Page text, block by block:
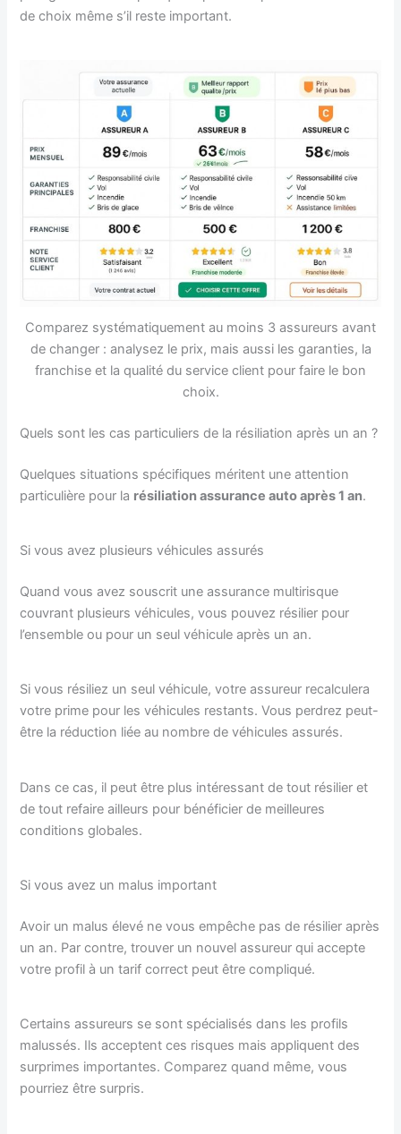
de choix même s’il reste important.
Comparez systématiquement au moins 3 assureurs avant
de changer : analysez le prix, mais aussi les garanties, la
franchise et la qualité du service client pour faire le bon
choix.
Quels sont les cas particuliers de la résiliation après un an ?
Quelques situations spécifiques méritent une attention
particulière pour la résiliation assurance auto après 1 an.
Si vous avez plusieurs véhicules assurés
Quand vous avez souscrit une assurance multirisque
couvrant plusieurs véhicules, vous pouvez résilier pour
l’ensemble ou pour un seul véhicule après un an.
Si vous résiliez un seul véhicule, votre assureur recalculera
votre prime pour les véhicules restants. Vous perdrez peut-
être la réduction liée au nombre de véhicules assurés.
Dans ce cas, il peut être plus intéressant de tout résilier et
de tout refaire ailleurs pour bénéficier de meilleures
conditions globales.
Si vous avez un malus important
Avoir un malus élevé ne vous empêche pas de résilier après
un an. Par contre, trouver un nouvel assureur qui accepte
votre profil à un tarif correct peut être compliqué.
Certains assureurs se sont spécialisés dans les profils
malussés. Ils acceptent ces risques mais appliquent des
surprimes importantes. Comparez quand même, vous
pourriez être surpris.